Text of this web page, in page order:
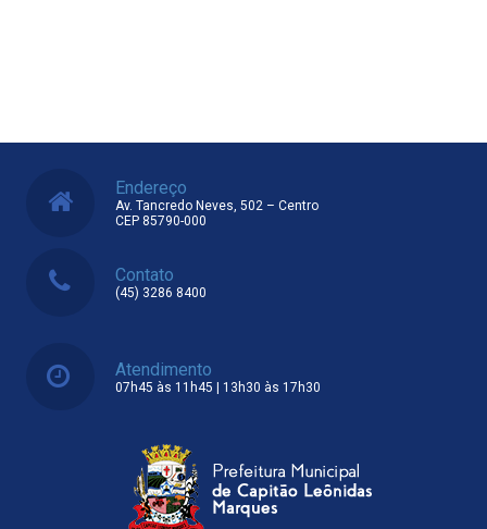
Endereço
Av. Tancredo Neves, 502 – Centro
CEP 85790-000
Contato
(45) 3286 8400
Atendimento
07h45 às 11h45 | 13h30 às 17h30